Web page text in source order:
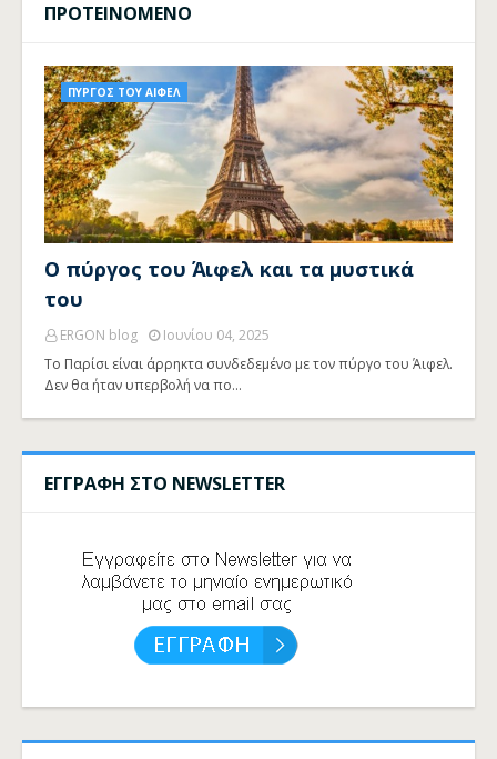
ΠΡΟΤΕΙΝΟΜΕΝΟ
ΠΥΡΓΟΣ ΤΟΥ ΑΙΦΕΛ
Ο πύργος του Άιφελ και τα μυστικά
του
ERGON blog
Ιουνίου 04, 2025
Το Παρίσι είναι άρρηκτα συνδεδεμένο με τον πύργο του Άιφελ.
Δεν θα ήταν υπερβολή να πο…
ΕΓΓΡΑΦΗ ΣΤΟ NEWSLETTER